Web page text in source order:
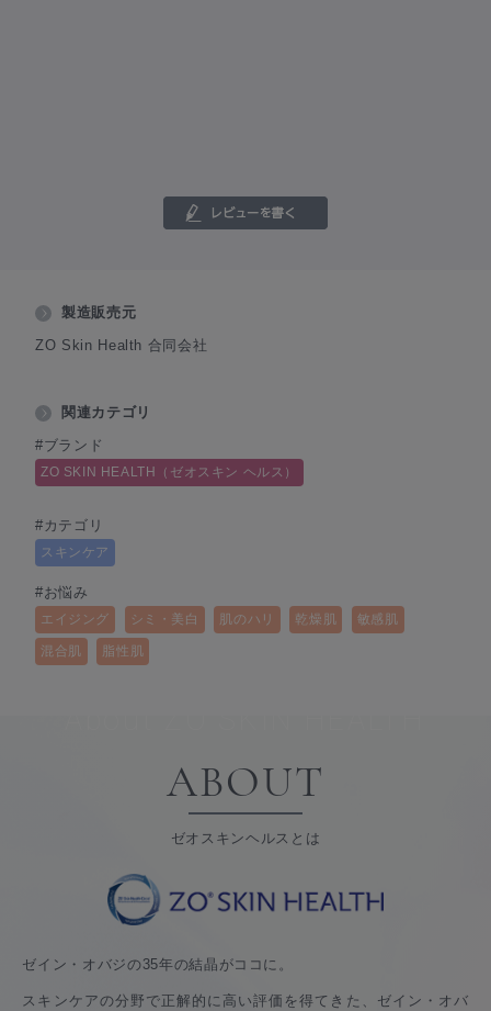
製造販売元
ZO Skin Health 合同会社
関連カテゴリ
#ブランド
ZO SKIN HEALTH（ゼオスキン ヘルス）
#カテゴリ
スキンケア
#お悩み
エイジング シミ・美白 肌のハリ 乾燥肌 敏感肌
混合肌 脂性肌
ABOUT
ゼオスキンヘルスとは
ゼイン・オバジの35年の結晶がココに。
スキンケアの分野で正解的に高い評価を得てきた、ゼイン・オバ